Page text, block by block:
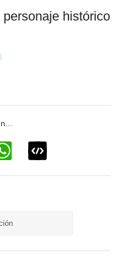
histórico